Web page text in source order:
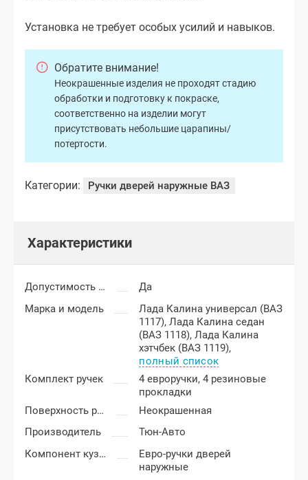
Установка не требует особых усилий и навыков.
Обратите внимание!
Неокрашенные изделия не проходят стадию
обработки и подготовку к покраске,
соответственно на изделии могут
присутствовать небольшие царапины/
потертости.
Категории: Ручки дверей наружные ВАЗ
Характеристики
Допустимость мелких царапин
Да
Марка и модель
Лада Калина универсал (ВАЗ
1117),Лада Калина седан
(ВАЗ 1118),Лада Калина
хэтчбек (ВАЗ 1119),
полный список
Комплект ручек
4 евроручки, 4 резиновые
прокладки
Поверхность ручек
Неокрашенная
Производитель
Тюн-Авто
Компонент кузова
Евро-ручки дверей
наружные